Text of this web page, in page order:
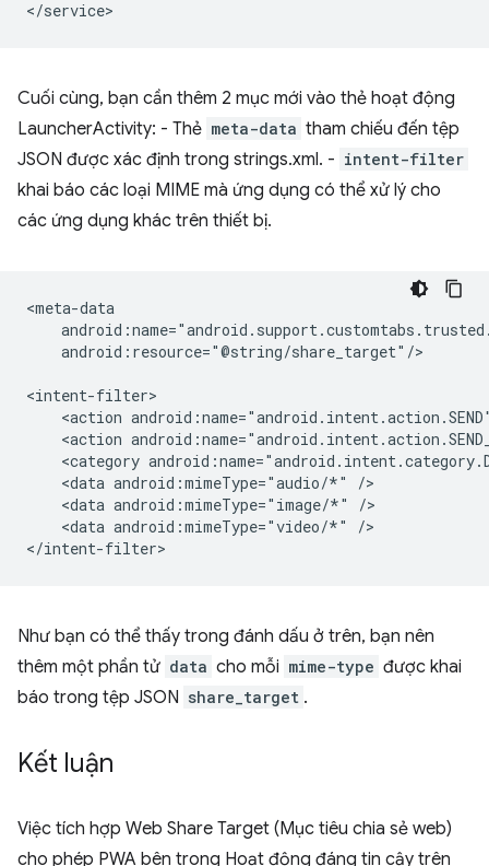
Cuối cùng, bạn cần thêm 2 mục mới vào thẻ hoạt động
LauncherActivity: - Thẻ meta-data tham chiếu đến tệp
JSON được xác định trong strings.xml. - intent-filter
khai báo các loại MIME mà ứng dụng có thể xử lý cho
các ứng dụng khác trên thiết bị.
android:resource="@string/share_target"/>
<action
<action
<category
<data android:mimeType="audio/*"
<data android:mimeType="image/*"
<data android:mimeType="video/*"
/>
Như bạn có thể thấy trong đánh dấu ở trên, bạn nên
thêm một phần tử data cho mỗi mime-type được khai
báo trong tệp JSON share_target .
Kết luận
Việc tích hợp Web Share Target (Mục tiêu chia sẻ web)
cho phép PWA bên trong Hoạt động đáng tin cậy trên